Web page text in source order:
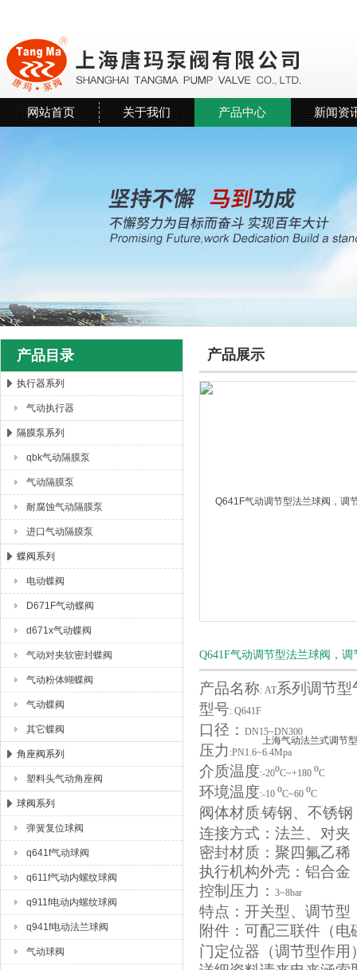
上海唐玛泵阀有限公司
网站首页 关于我们 产品中心 新闻资
产品目录
执行器系列
气动执行器
隔膜泵系列
qbk气动隔膜泵
气动隔膜泵
耐腐蚀气动隔膜泵
进口气动隔膜泵
蝶阀系列
电动蝶阀
D671F气动蝶阀
d671x气动蝶阀
气动对夹软密封蝶阀
气动粉体蝴蝶阀
气动蝶阀
其它蝶阀
角座阀系列
塑料头气动角座阀
球阀系列
弹簧复位球阀
q641f气动球阀
q611f气动内螺纹球阀
q911f电动内螺纹球阀
q941f电动法兰球阀
气动球阀
产品展示
Q641F气动调节型法兰球阀，
产品名称: AT系列调节
型号: Q641F
口径： DN15~DN300
压力 :PN1.6~6.4Mpa
介质温度:-20ºC~+180 ºC
环境温度:-10 ºC~60 ºC
阀体材质:铸钢、不锈钢
连接方式：法兰、对夹
密封材质：聚四氟乙稀
执行机构外壳：铝合金
控制压力： 3~8bar
特点：开关型、调节型
附件：可配三联件（电
门定位器（调节型作用